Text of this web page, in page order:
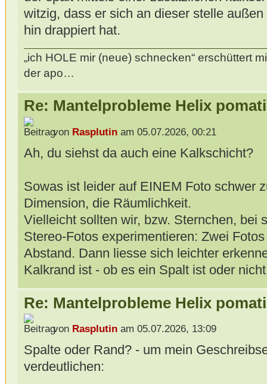
witzig, dass er sich an dieser stelle
hin drappiert hat.
„ich HOLE mir (neue) schnecken“ erschüttert
der apo…
Re: Mantelprobleme Helix
von Rasplutinam 05.07.2026, 00:21
Ah, du siehst da auch eine Kalkschicht?
Sowas ist leider auf EINEM Foto schwer
Dimension, die Räumlichkeit.
Vielleicht sollten wir, bzw. Sternchen, bei
Stereo-Fotos experimentieren: Zwei
Abstand. Dann liesse sich leichter
Kalkrand ist - ob es ein Spalt ist oder
Re: Mantelprobleme Helix
von Rasplutinam 05.07.2026, 13:09
Spalte oder Rand? - um mein
verdeutlichen: